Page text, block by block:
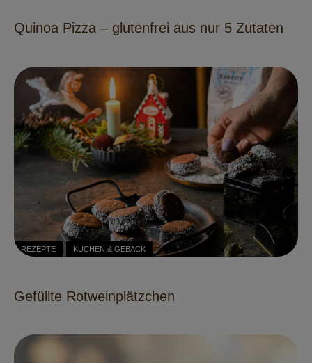
Quinoa Pizza – glutenfrei aus nur 5 Zutaten
REZEPTE KUCHEN & GEBÄCK
Gefüllte Rotweinplätzchen